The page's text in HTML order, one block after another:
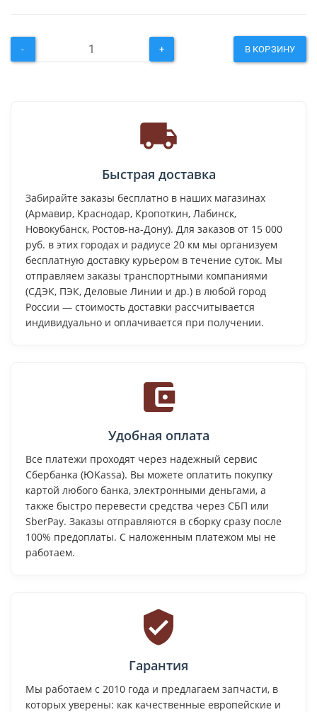
- + В КОРЗИНУ
Быстрая доставка
Забирайте заказы бесплатно в наших магазинах
(Армавир, Краснодар, Кропоткин, Лабинск,
Новокубанск, Ростов-на-Дону). Для заказов от 15 000
руб. в этих городах и радиусе 20 км мы организуем
бесплатную доставку курьером в течение суток. Мы
отправляем заказы транспортными компаниями
(СДЭК, ПЭК, Деловые Линии и др.) в любой город
России — стоимость доставки рассчитывается
индивидуально и оплачивается при получении.
Удобная оплата
Все платежи проходят через надежный сервис
Сбербанка (ЮKassa). Вы можете оплатить покупку
картой любого банка, электронными деньгами, а
также быстро перевести средства через СБП или
SberPay. Заказы отправляются в сборку сразу после
100% предоплаты. С наложенным платежом мы не
работаем.
Гарантия
Мы работаем с 2010 года и предлагаем запчасти, в
которых уверены: как качественные европейские и